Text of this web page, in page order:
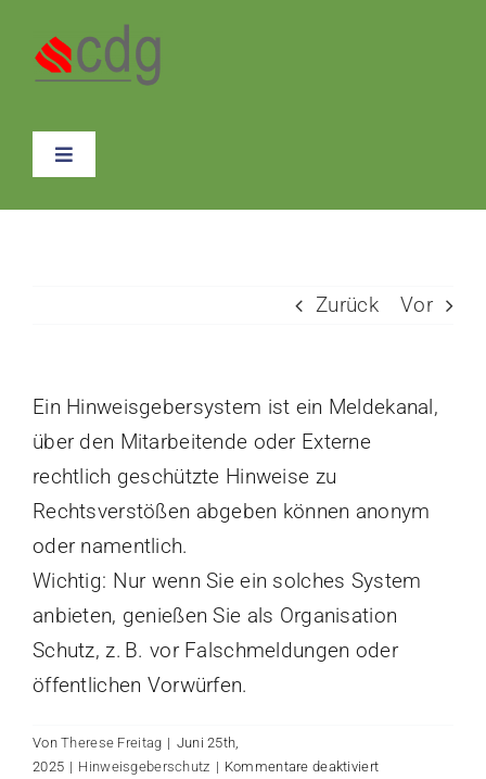
content
Toggle
Über Uns
Zurück Vor
Ein Hinweisgebersystem ist ein Meldekanal,
über den Mitarbeitende oder Externe
rechtlich geschützte Hinweise zu
Rechtsverstößen abgeben können anonym
oder namentlich.
Wichtig: Nur wenn Sie ein solches System
anbieten, genießen Sie als Organisation
Schutz, z. B. vor Falschmeldungen oder
öffentlichen Vorwürfen.
VonTherese Freitag | Juni 25th,
2025 | Hinweisgeberschutz | Kommentare deaktiviertfür